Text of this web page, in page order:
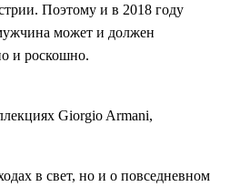
Поэтому и в 2018 году
может и должен
и роскошно.
Giorgio Armani,
в свет, но и о повседневном